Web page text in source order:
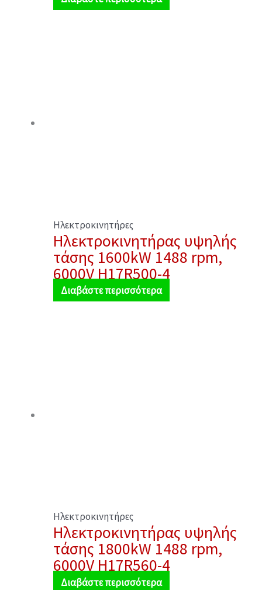
Ηλεκτροκινητήρες
Ηλεκτροκινητήρας υψηλής
τάσης 1600kW 1488 rpm,
6000V H17R500-4
Διαβάστε περισσότερα
Ηλεκτροκινητήρες
Ηλεκτροκινητήρας υψηλής
τάσης 1800kW 1488 rpm,
6000V H17R560-4
Διαβάστε περισσότερα